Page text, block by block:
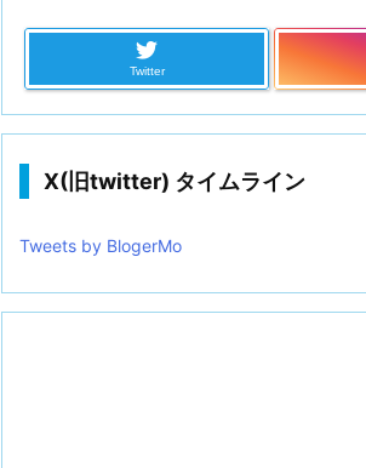
Twitter
X(旧twitter) タイムライン
Tweets by BlogerMo